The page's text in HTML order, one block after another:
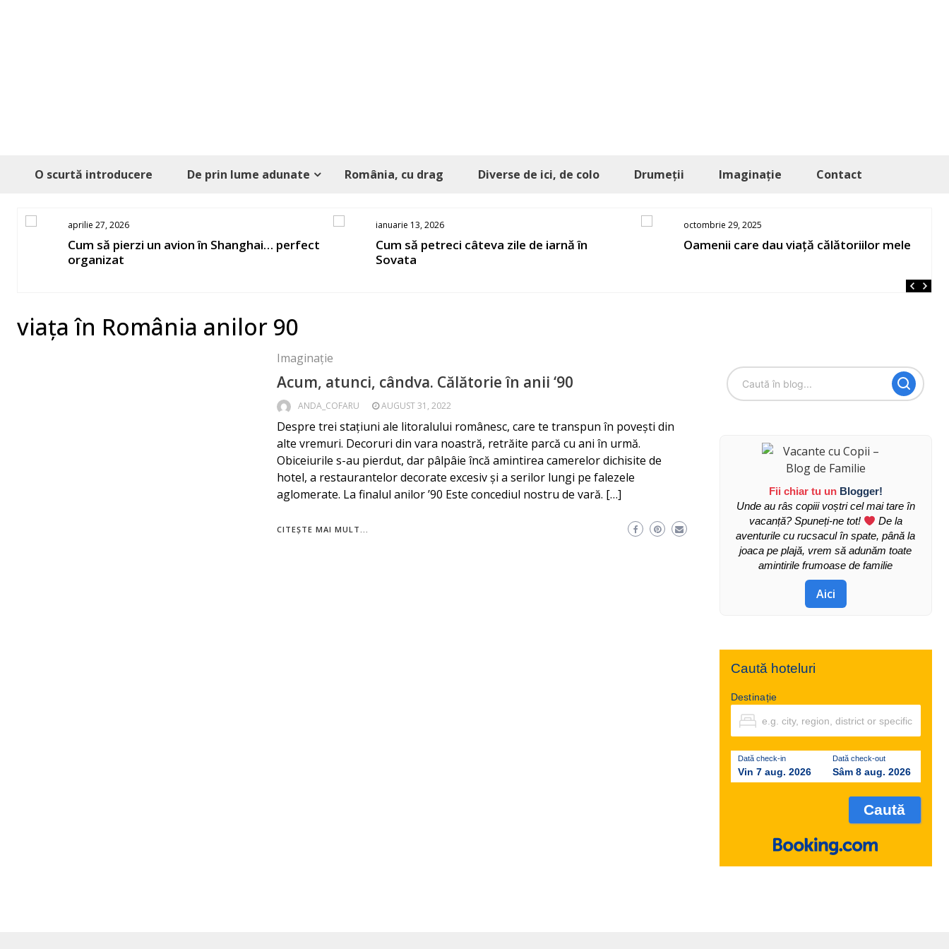
O scurtă introducere De prin lume adunate România, cu drag Diverse de ici, de colo Drumeții Imaginație Contact
aprilie 27, 2026
Cum să pierzi un avion în Shanghai… perfect
organizat
ianuarie 13, 2026
Cum să petreci câteva zile de iarnă în
Sovata
octombrie 29, 2025
Oamenii care dau viață călătoriilor mele
viața în România anilor 90
Imaginație
Acum, atunci, cândva. Călătorie în anii ‘90
ANDA_COFARU AUGUST 31, 2022
Despre trei stațiuni ale litoralului românesc, care te transpun în povești din
alte vremuri. Decoruri din vara noastră, retrăite parcă cu ani în urmă.
Obiceiurile s-au pierdut, dar pâlpâie încă amintirea camerelor dichisite de
hotel, a restaurantelor decorate excesiv și a serilor lungi pe falezele
aglomerate. La finalul anilor ’90 Este concediul nostru de vară. […]
CITEȘTE MAI MULT...
Fii chiar tu un Blogger!
Unde au râs copiii voștri cel mai tare în
vacanță? Spuneți-ne tot!
De la
aventurile cu rucsacul în spate, până la
joaca pe plajă, vrem să adunăm toate
amintirile frumoase de familie
Aici
Caută hoteluri
Destinație
Dată check-in
Vin 7 aug. 2026
Dată check-out
Sâm 8 aug. 2026